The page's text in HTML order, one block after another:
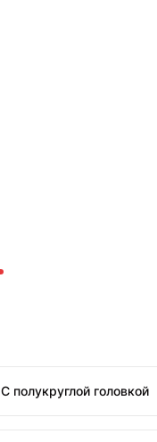
С полукруглой головкой